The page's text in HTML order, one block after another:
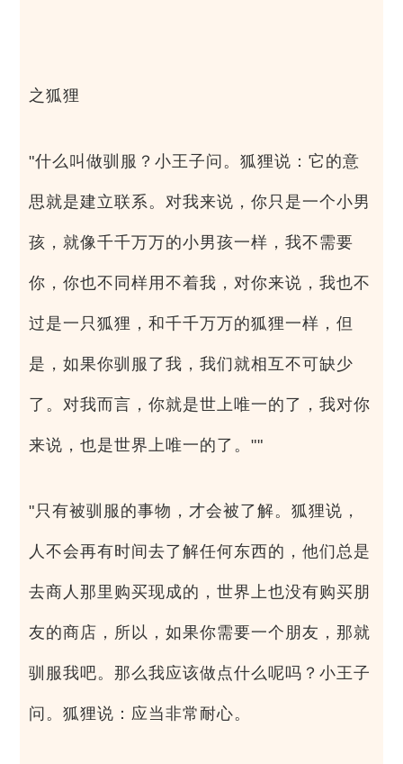
之狐狸
"什么叫做驯服？小王子问。狐狸说：它的意
思就是建立联系。对我来说，你只是一个小男
孩，就像千千万万的小男孩一样，我不需要
你，你也不同样用不着我，对你来说，我也不
过是一只狐狸，和千千万万的狐狸一样，但
是，如果你驯服了我，我们就相互不可缺少
了。对我而言，你就是世上唯一的了，我对你
来说，也是世界上唯一的了。""
"只有被驯服的事物，才会被了解。狐狸说，
人不会再有时间去了解任何东西的，他们总是
去商人那里购买现成的，世界上也没有购买朋
友的商店，所以，如果你需要一个朋友，那就
驯服我吧。那么我应该做点什么呢吗？小王子
问。狐狸说：应当非常耐心。